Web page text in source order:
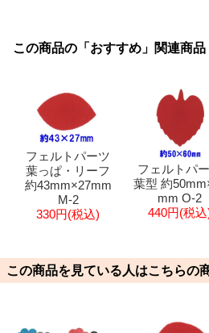
この商品の「おすすめ」関連商品
フェルトパーツ
葉っぱ・リーフ
約43mm×27mm
M-2
330円(税込)
フェルトパ
葉型 約
mm O-2
440円(税込
この商品を見ている人はこちらの